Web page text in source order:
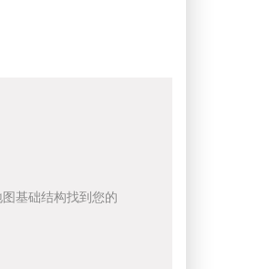
基础结构找到您的